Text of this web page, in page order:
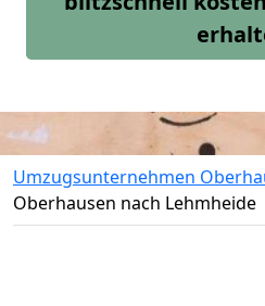
Umzugsunternehmen
Oberhausen nach Lehmheide